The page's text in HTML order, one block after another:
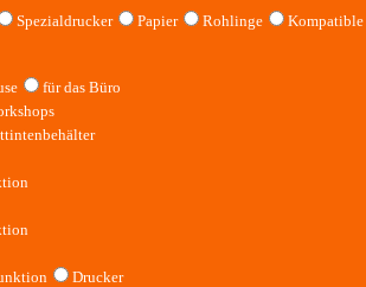
Spezialdrucker Papier Rohlinge
Kompatible
für das Büro
Drucker